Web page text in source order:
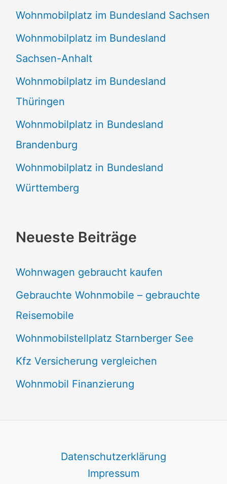
Wohnmobilplatz im Bundesland Sachsen
Wohnmobilplatz im Bundesland
Sachsen-Anhalt
Wohnmobilplatz im Bundesland
Thüringen
Wohnmobilplatz in Bundesland
Brandenburg
Wohnmobilplatz in Bundesland
Württemberg
Neueste Beiträge
Wohnwagen gebraucht kaufen
Gebrauchte Wohnmobile – gebrauchte
Reisemobile
Wohnmobilstellplatz Starnberger See
Kfz Versicherung vergleichen
Wohnmobil Finanzierung
Datenschutzerklärung
Impressum